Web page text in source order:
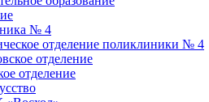
№ 4
отделение поликлиники № 4
отделение
отделение